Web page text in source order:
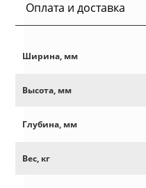
Оплата и доставка
Ширина, мм
Высота, мм
Глубина, мм
Вес, кг